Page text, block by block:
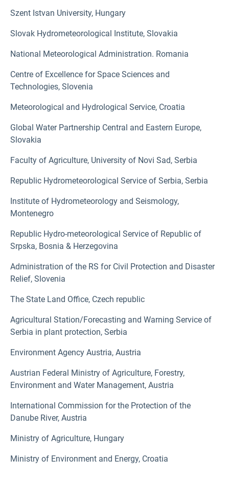
Szent Istvan University, Hungary
Slovak Hydrometeorological Institute, Slovakia
National Meteorological Administration. Romania
Centre of Excellence for Space Sciences and
Technologies, Slovenia
Meteorological and Hydrological Service, Croatia
Global Water Partnership Central and Eastern Europe,
Slovakia
Faculty of Agriculture, University of Novi Sad, Serbia
Republic Hydrometeorological Service of Serbia, Serbia
Institute of Hydrometeorology and Seismology,
Montenegro
Republic Hydro-meteorological Service of Republic of
Srpska, Bosnia & Herzegovina
Administration of the RS for Civil Protection and Disaster
Relief, Slovenia
The State Land Office, Czech republic
Agricultural Station/Forecasting and Warning Service of
Serbia in plant protection, Serbia
Environment Agency Austria, Austria
Austrian Federal Ministry of Agriculture, Forestry,
Environment and Water Management, Austria
International Commission for the Protection of the
Danube River, Austria
Ministry of Agriculture, Hungary
Ministry of Environment and Energy, Croatia